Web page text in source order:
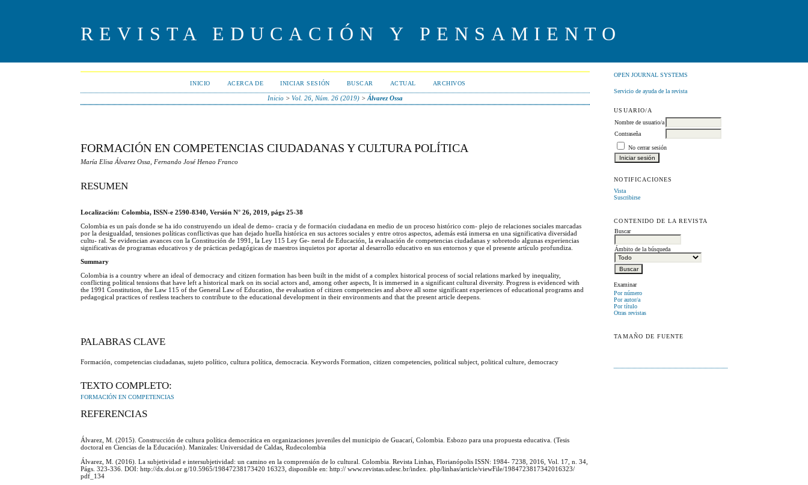
REVISTA EDUCACIÓN Y PENSAMIENTO
OPEN JOURNAL SYSTEMS
Servicio de ayuda de la revista
USUARIO/A
Nombre de usuario/a
Contraseña
No cerrar sesión
NOTIFICACIONES
Vista
Suscribirse
CONTENIDO DE LA REVISTA
Buscar
Ámbito de la búsqueda
Examinar
Por número
Por autor/a
Por título
Otras revistas
TAMAÑO DE FUENTE
INICIO ACERCA DE INICIAR SESIÓN BUSCAR ACTUAL ARCHIVOS
Inicio >Vol. 26, Núm. 26 (2019) >Álvarez Ossa
FORMACIÓN EN COMPETENCIAS CIUDADANAS Y CULTURA POLÍTICA
María Elisa Álvarez Ossa, Fernando José Henao Franco
RESUMEN
Localización: Colombia, ISSN-e 2590-8340, Versión N° 26, 2019, págs 25-38
Colombia es un país donde se ha ido construyendo un ideal de demo- cracia y de formación ciudadana en medio de un proceso histórico com- plejo de relaciones sociales marcadas
por la desigualdad, tensiones políticas conflictivas que han dejado huella histórica en sus actores sociales y entre otros aspectos, además está inmersa en una significativa diversidad
cultu- ral. Se evidencian avances con la Constitución de 1991, la Ley 115 Ley Ge- neral de Educación, la evaluación de competencias ciudadanas y sobretodo algunas experiencias
significativas de programas educativos y de prácticas pedagógicas de maestros inquietos por aportar al desarrollo educativo en sus entornos y que el presente artículo profundiza.
Summary
Colombia is a country where an ideal of democracy and citizen formation has been built in the midst of a complex historical process of social relations marked by inequality,
conflicting political tensions that have left a historical mark on its social actors and, among other aspects, It is immersed in a significant cultural diversity. Progress is evidenced with
the 1991 Constitution, the Law 115 of the General Law of Education, the evaluation of citizen competencies and above all some significant experiences of educational programs and
pedagogical practices of restless teachers to contribute to the educational development in their environments and that the present article deepens.
PALABRAS CLAVE
Formación, competencias ciudadanas, sujeto político, cultura política, democracia. Keywords Formation, citizen competencies, political subject, political culture, democracy
TEXTO COMPLETO:
FORMACIÓN EN COMPETENCIAS
REFERENCIAS
Álvarez, M. (2015). Construcción de cultura política democrática en organizaciones juveniles del municipio de Guacarí, Colombia. Esbozo para una propuesta educativa. (Tesis
doctoral en Ciencias de la Educación). Manizales: Universidad de Caldas, Rudecolombia
Álvarez, M. (2016). La subjetividad e intersubjetividad: un camino en la comprensión de lo cultural. Colombia. Revista Linhas, Florianópolis ISSN: 1984- 7238, 2016, Vol. 17, n. 34,
Págs. 323-336. DOI: http://dx.doi.or g/10.5965/19847238173420 16323, disponible en: http:// www.revistas.udesc.br/index. php/linhas/article/viewFile/1984723817342016323/
pdf_134